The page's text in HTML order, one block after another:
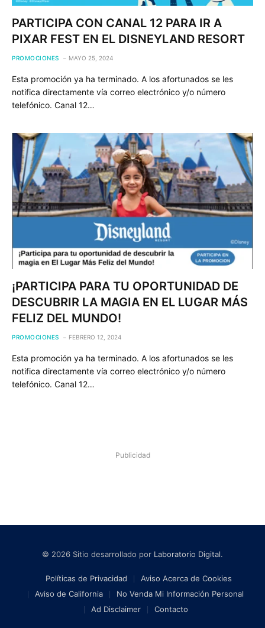
PARTICIPA CON CANAL 12 PARA IR A
PIXAR FEST EN EL DISNEYLAND RESORT
PROMOCIONES MAYO 25, 2024
Esta promoción ya ha terminado. A los afortunados se les
notifica directamente vía correo electrónico y/o número
telefónico. Canal 12…
¡PARTICIPA PARA TU OPORTUNIDAD DE
DESCUBRIR LA MAGIA EN EL LUGAR MÁS
FELIZ DEL MUNDO!
PROMOCIONES FEBRERO 12, 2024
Esta promoción ya ha terminado. A los afortunados se les
notifica directamente vía correo electrónico y/o número
telefónico. Canal 12…
Publicidad
© 2026 Sitio desarrollado por Laboratorio Digital.
Políticas de Privacidad
Aviso Acerca de Cookies
Aviso de California
No Venda Mi Información Personal
Ad Disclaimer
Contacto